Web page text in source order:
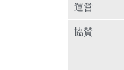
運営
協賛